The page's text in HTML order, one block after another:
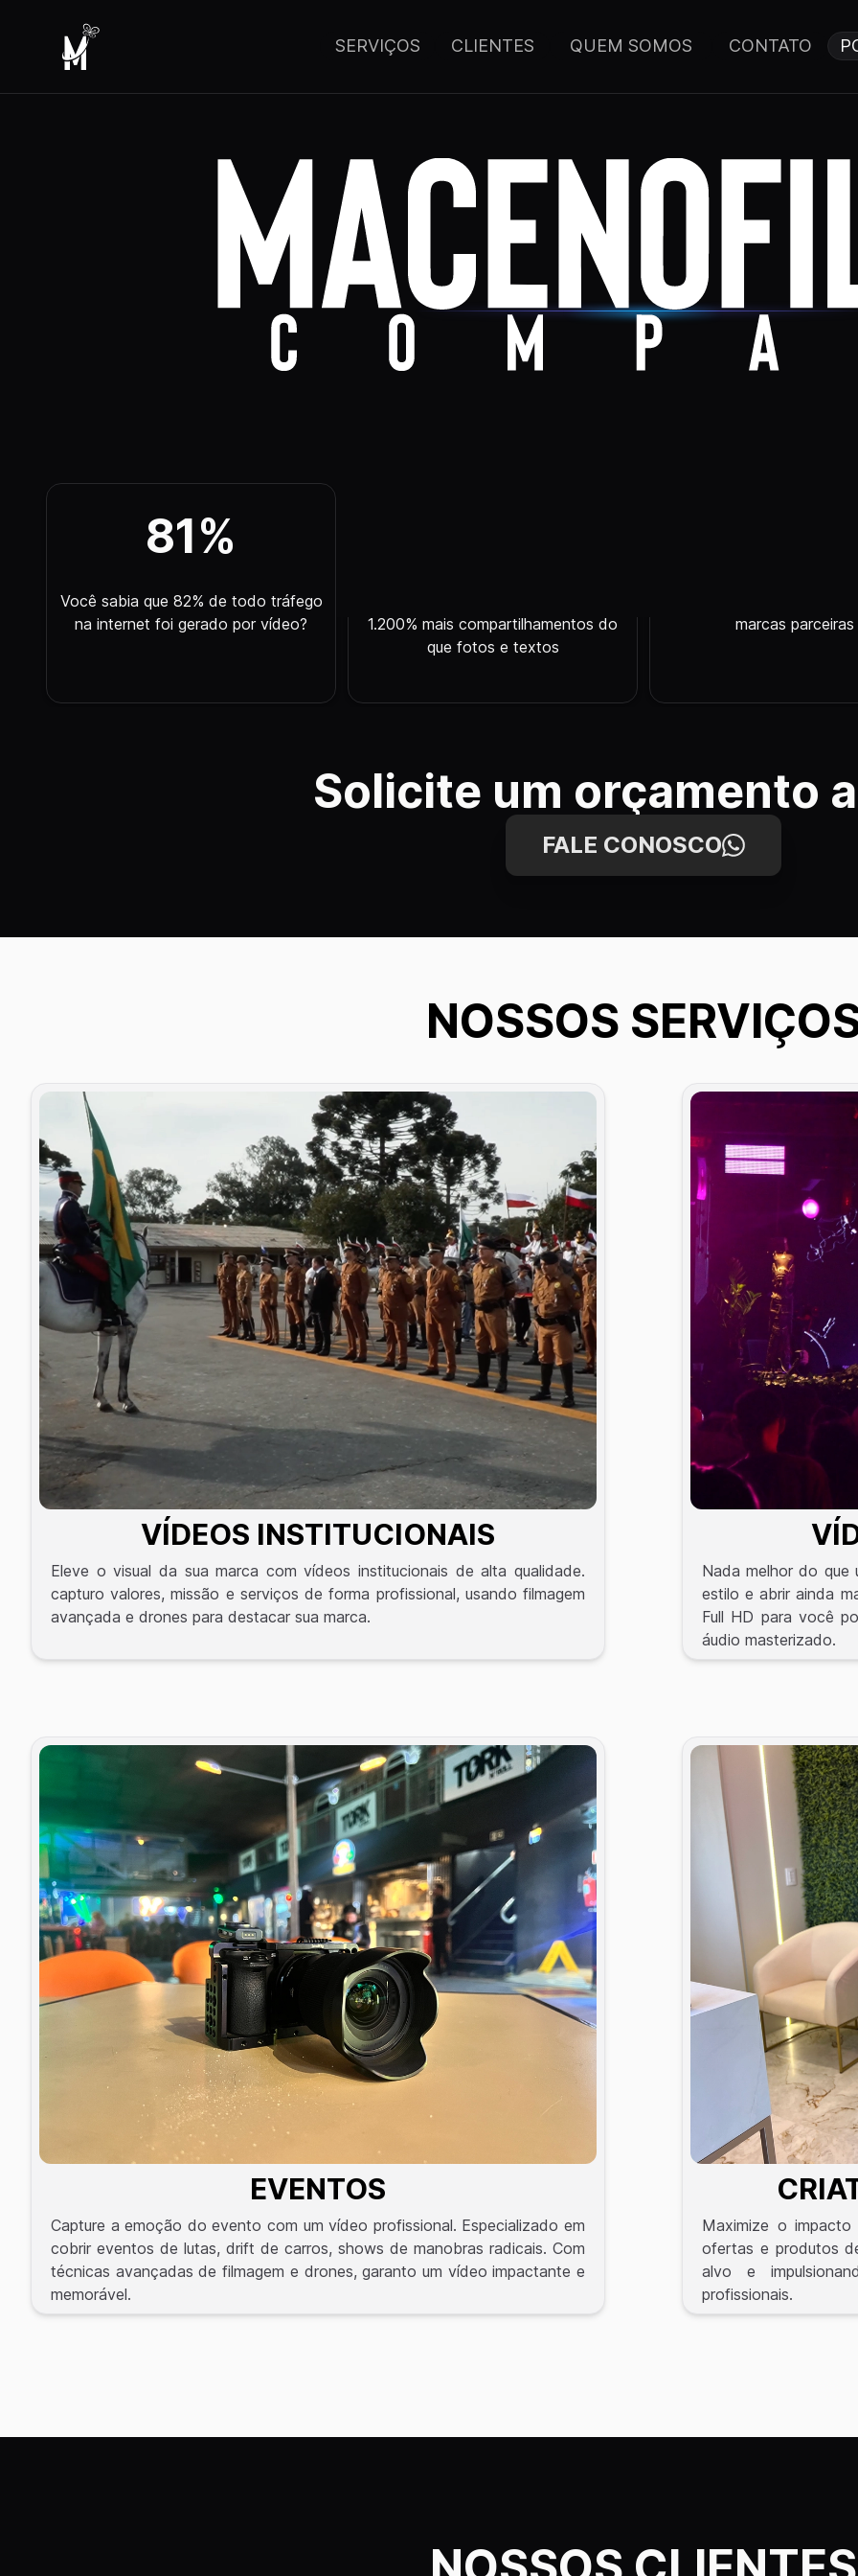
SERVIÇOS CLIENTES QUEM SOMOS CONTATO
82%
Você sabia que 82% de todo tráfego
na internet foi gerado por vídeo?
1.200% mais compartilhamentos do
que fotos e textos
marcas parceiras
Solicite um orçamento
FALE CONOSCO
NOSSOS
VÍDEOS INSTITUCIONAIS
Eleve o visual da sua marca com vídeos institucionais de alta qualidade.
capturo valores, missão e serviços de forma profissional, usando filmagem
avançada e drones para destacar sua marca.
Nada melhor do que
estilo e abrir ainda
Full HD para você
áudio masterizado.
EVENTOS
Capture a emoção do evento com um vídeo profissional. Especializado em
cobrir eventos de lutas, drift de carros, shows de manobras radicais. Com
técnicas avançadas de filmagem e drones, garanto um vídeo impactante e
memorável.
Maximize o
ofertas e produtos
alvo e
profissionais.